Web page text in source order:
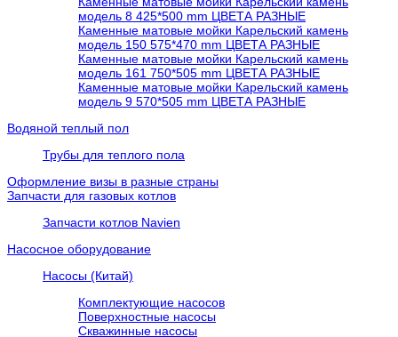
модель 8 425*500 mm ЦВЕТА РАЗНЫЕ
Каменные матовые мойки Карельский камень
модель 150 575*470 mm ЦВЕТА РАЗНЫЕ
Каменные матовые мойки Карельский камень
модель 161 750*505 mm ЦВЕТА РАЗНЫЕ
Каменные матовые мойки Карельский камень
модель 9 570*505 mm ЦВЕТА РАЗНЫЕ
Водяной теплый пол
Трубы для теплого пола
Оформление визы в разные страны
Запчасти для газовых котлов
Запчасти котлов Navien
Насосное оборудование
Насосы (Китай)
Комплектующие насосов
Поверхностные насосы
Скважинные насосы